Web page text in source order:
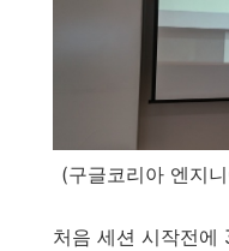
(구글코리아 엔지
처음 세션 시작전에